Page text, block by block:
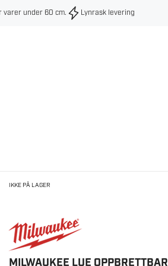
varer under 60 cm. Lynrask levering
IKKE PÅ LAGER
MILWAUKEE LUE OPPBRETTBAR